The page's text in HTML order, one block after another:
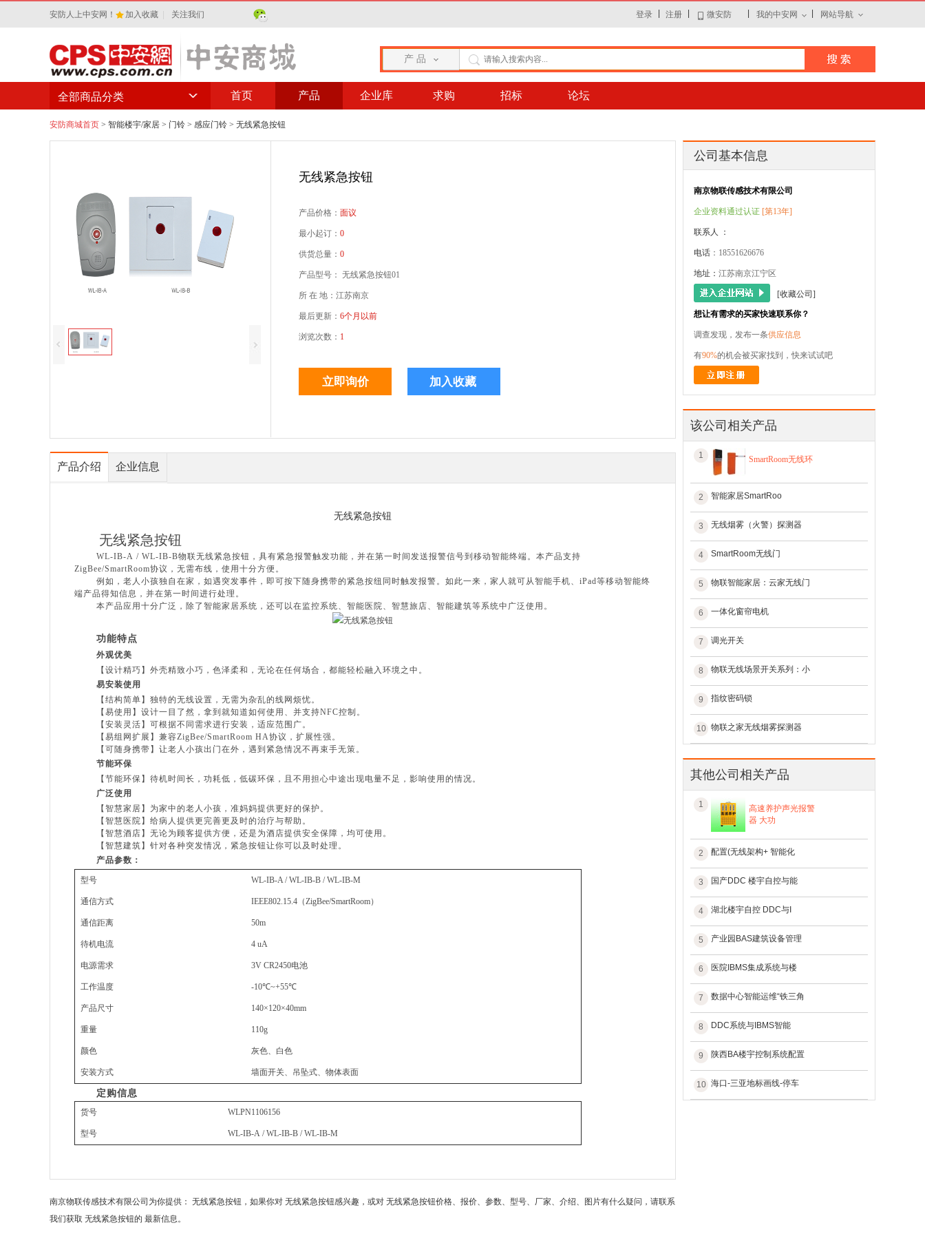
安防人上中安网！ 加入收藏 关注我们 登录 注册 微安防 我的中安网 网站导航
产 品
首页 产品 企业库 求购 招标 论坛
全部商品分类
安防商城首页 > 智能楼宇/家居 > 门铃 > 感应门铃 > 无线紧急按钮
无线紧急按钮
产品价格： 面议
最小起订： 0
供货总量： 0
产品型号： 无线紧急按钮01
所 在 地：江苏南京
最后更新： 6个月以前
浏览次数： 1
产品介绍 企业信息
无线紧急按钮
无线紧急按钮
WL-IB-A / WL-IB-B物联无线紧急按钮，具有紧急报警触发功能，并在第一时间发送报警信号到移动智能终端。本产品支持
ZigBee/SmartRoom协议，无需布线，使用十分方便。
例如，老人小孩独自在家，如遇突发事件，即可按下随身携带的紧急按纽同时触发报警。如此一来，家人就可从智能手机、 iPad等移动智能终
端产品得知信息，并在第一时间进行处理。
本产品应用十分广泛，除了智能家居系统，还可以在监控系统、智能医院、智慧旅店、智能建筑等系统中广泛使用。
功能特点
外观优美
【设计精巧】外壳精致小巧，色泽柔和，无论在任何场合，都能轻松融入环境之中。
易安装使用
【结构简单】独特的无线设置，无需为杂乱的线网烦忧。
【易使用】设计一目了然，拿到就知道如何使用、并支持NFC控制。
【安装灵活】可根据不同需求进行安装，适应范围广。
【易组网扩展】兼容ZigBee/SmartRoom HA协议，扩展性强。
【可随身携带】让老人小孩出门在外，遇到紧急情况不再束手无策。
节能环保
【节能环保】待机时间长，功耗低，低碳环保，且不用担心中途出现电量不足，影响使用的情况。
广泛使用
【智慧家居】为家中的老人小孩，准妈妈提供更好的保护。
【智慧医院】给病人提供更完善更及时的治疗与帮助。
【智慧酒店】无论为顾客提供方便，还是为酒店提供安全保障，均可使用。
【智慧建筑】针对各种突发情况，紧急按钮让你可以及时处理。
产品参数：
型号 WL-IB-A / WL-IB-B / WL-IB-M
通信方式 IEEE802.15.4 （ZigBee/SmartRoom）
通信距离 50m
待机电流 4 uA
电源需求 3V CR2450电池
工作温度 -10℃~+55℃
产品尺寸 140×120×40mm
重量 110g
颜色 灰色、白色
安装方式 墙面开关、吊坠式、物体表面
定购信息
货号 WLPN1106156
型号 WL-IB-A / WL-IB-B / WL-IB-M
南京物联传感技术有限公司为你提供： 无线紧急按钮，如果你对 无线紧急按钮感兴趣，或对 无线紧急按钮价格、报价、参数、型号、厂家、介绍、图片有什么疑问，请联系
我们获取 无线紧急按钮的 最新信息。
公司基本信息
南京物联传感技术有限公司
企业资料通过认证 [第13年]
联系人 ：
电话 ：18551626676
地址： 江苏南京江宁区
[收藏公司]
想让有需求的买家快速联系你？
调查发现，发布一条供应信息
有90%的机会被买家找到，快来试试吧
该公司相关产品
1 SmartRoom无线环
2 智能家居SmartRoo
3 无线烟雾（火警）探测器
4 SmartRoom无线门
5 物联智能家居：云家无线门
6 一体化窗帘电机
7 调光开关
8 物联无线场景开关系列：小
9 指纹密码锁
10 物联之家无线烟雾探测器
其他公司相关产品
1
高速养护声光报警
器 大功
2 配置(无线架构+ 智能化
3 国产DDC 楼宇自控与能
4 湖北楼宇自控 DDC与I
5 产业园BAS建筑设备管理
6 医院IBMS集成系统与楼
7 数据中心智能运维“铁三角
8 DDC系统与IBMS智能
9 陕西BA楼宇控制系统配置
10 海口-三亚地标画线-停车